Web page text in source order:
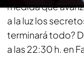
medida que
a la luz los
terminará todo?
a las 22:30 h. en